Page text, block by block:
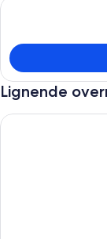
Lignende
Murray Haven